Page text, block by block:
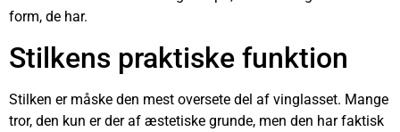
form, de har.
Stilkens praktiske funktion
Stilken er måske den mest oversete del af vinglasset. Mange
tror, den kun er der af æstetiske grunde, men den har faktisk